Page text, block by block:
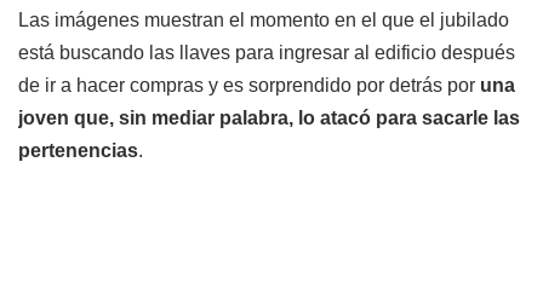
Las imágenes muestran el momento en el que el jubilado
está buscando las llaves para ingresar al edificio después
de ir a hacer compras y es sorprendido por detrás por una
joven que, sin mediar palabra, lo atacó para sacarle las
pertenencias.